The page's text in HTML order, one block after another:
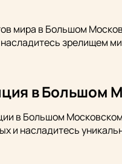
мира в Большом
зрелищем
в Большом
в Большом
и насладитесь